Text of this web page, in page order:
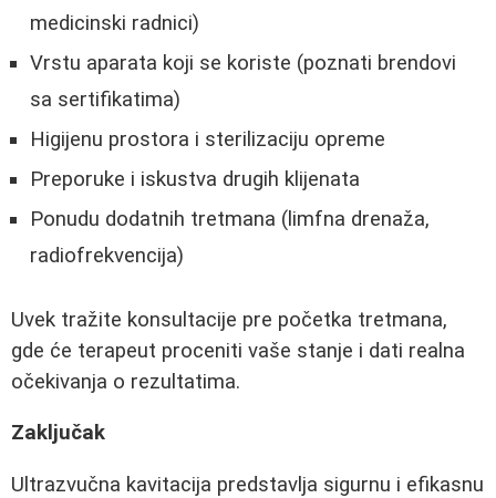
medicinski radnici)
Vrstu aparata koji se koriste (poznati brendovi
sa sertifikatima)
Higijenu prostora i sterilizaciju opreme
Preporuke i iskustva drugih klijenata
Ponudu dodatnih tretmana (limfna drenaža,
radiofrekvencija)
Uvek tražite konsultacije pre početka tretmana,
gde će terapeut proceniti vaše stanje i dati realna
očekivanja o rezultatima.
Zaključak
Ultrazvučna kavitacija predstavlja sigurnu i efikasnu